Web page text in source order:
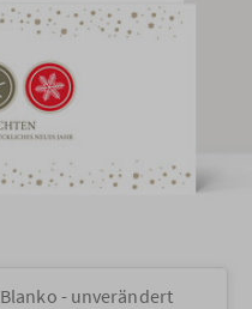
Blanko - unverändert